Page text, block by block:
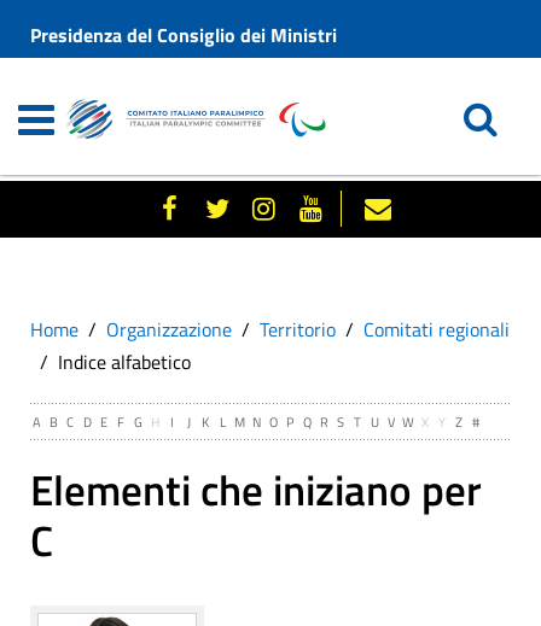
Presidenza del Consiglio dei Ministri
Home Organizzazione Territorio
Comitati regionali
Indice alfabetico
A B C D E F G H I J K L M N O P Q R S T U V W X Y Z #
Elementi che iniziano per
C